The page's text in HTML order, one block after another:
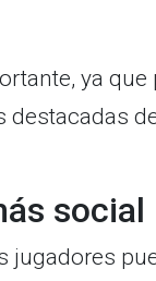
ya que
destacadas
social
jugadores